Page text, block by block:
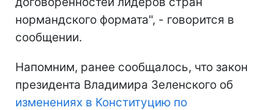
нормандского формата", - говорится в
сообщении.
Напомним, ранее сообщалось, что закон
президента Владимира Зеленского об
изменениях в Конституцию по